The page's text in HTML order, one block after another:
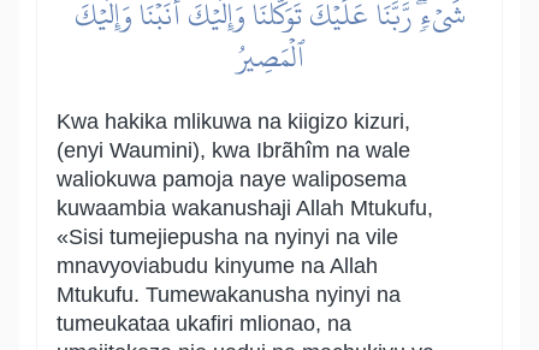
شَيۡءٖۖ رَّبَّنَا عَلَيۡكَ تَوَكَّلۡنَا وَإِلَيۡكَ أَنَبۡنَا وَإِلَيۡكَ
ٱلۡمَصِيرُ
Kwa hakika mlikuwa na kiigizo kizuri,
(enyi Waumini), kwa Ibrãhîm na wale
waliokuwa pamoja naye waliposema
kuwaambia wakanushaji Allah Mtukufu,
«Sisi tumejiepusha na nyinyi na vile
mnavyoviabudu kinyume na Allah
Mtukufu. Tumewakanusha nyinyi na
tumeukataa ukafiri mlionao, na